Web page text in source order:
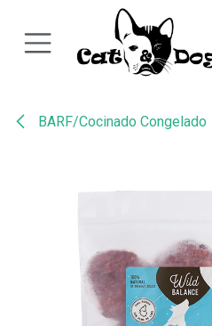
BARF/Cocinado Congelado